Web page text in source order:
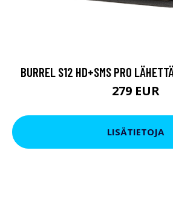
BURREL S12 HD+SMS PRO
279 EUR
LISÄTIETOJA